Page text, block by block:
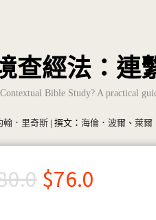
查經法：連
Bible Study? A practical
翰．里奇斯 | 撰文： 海倫．波爾 、 萊爾
$76.0